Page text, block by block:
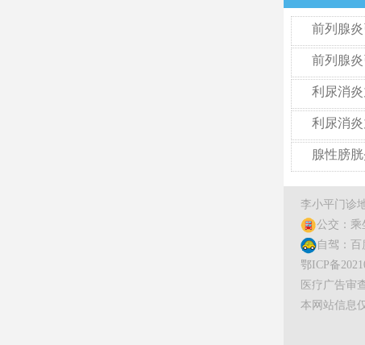
前列腺
前列腺
疗优势
利尿消
利尿消
析
腺性膀
李小平门诊
公交：乘
自驾：百
鄂ICP备
医疗广告审
本网站信息